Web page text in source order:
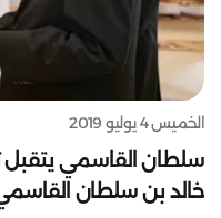
الخميس 4 يوليو 2019
سلطان القاسمي يتقبل
خالد بن سلطان